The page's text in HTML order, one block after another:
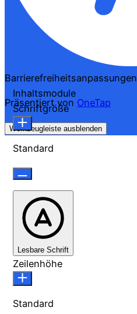
Barrierefreiheitsanpassungen
Präsentiert von OneTap
Werkzeugleiste ausblenden
Inhaltsmodule
Schriftgröße
Standard
Lesbare Schrift
Zeilenhöhe
Standard